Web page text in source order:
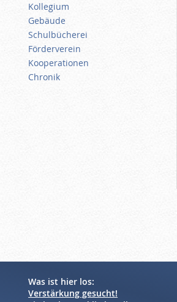
Kollegium
Gebäude
Schulbücherei
Förderverein
Kooperationen
Chronik
Was ist hier los:
Verstärkung gesucht!